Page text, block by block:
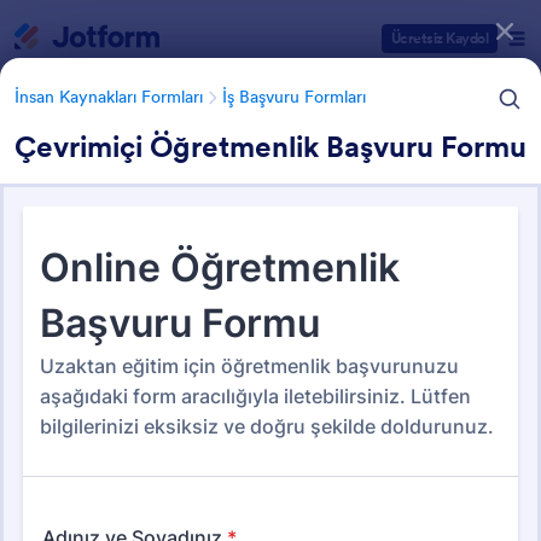
Ücretsiz Kaydol
İnsan Kaynakları Formları İş Başvuru Formları
Çevrimiçi Öğretmenlik Başvuru Formu
Form Şablonları İnsan Kaynakları Formları İş Başvuru Formları
İş Başvuru Formları
66 Şablon
Form Şablonu Kategorileri